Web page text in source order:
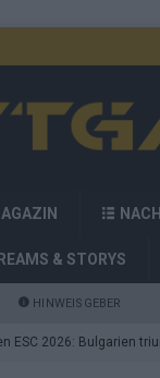
& STORYS
HINWEISGEBER
ESC 2026: Bulgarien